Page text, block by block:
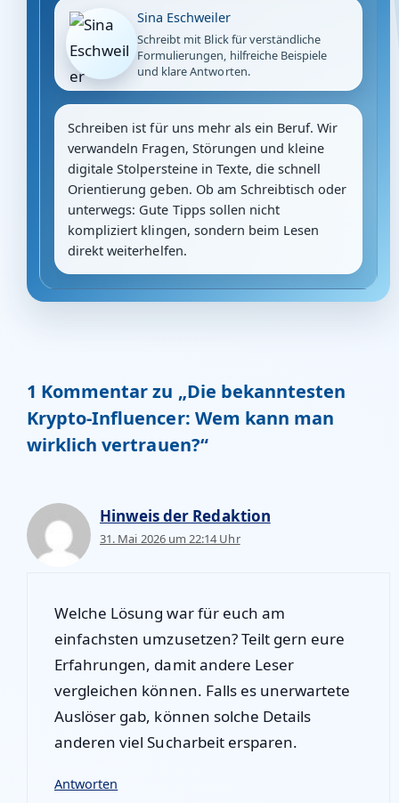
Sina Eschweiler
Schreibt mit Blick für verständliche
Formulierungen, hilfreiche Beispiele
und klare Antworten.
Schreiben ist für uns mehr als ein Beruf. Wir
verwandeln Fragen, Störungen und kleine
digitale Stolpersteine in Texte, die schnell
Orientierung geben. Ob am Schreibtisch oder
unterwegs: Gute Tipps sollen nicht
kompliziert klingen, sondern beim Lesen
direkt weiterhelfen.
1 Kommentar zu „Die bekanntesten
Krypto-Influencer: Wem kann man
wirklich vertrauen?“
Hinweis der Redaktion
31. Mai 2026 um 22:14 Uhr
Welche Lösung war für euch am
einfachsten umzusetzen? Teilt gern eure
Erfahrungen, damit andere Leser
vergleichen können. Falls es unerwartete
Auslöser gab, können solche Details
anderen viel Sucharbeit ersparen.
Antworten